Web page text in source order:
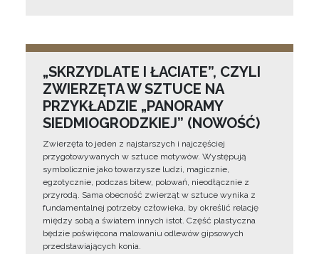
„SKRZYDLATE I ŁACIATE”, CZYLI
ZWIERZĘTA W SZTUCE NA
PRZYKŁADZIE „PANORAMY
SIEDMIOGRODZKIEJ” (NOWOŚĆ)
Zwierzęta to jeden z najstarszych i najczęściej
przygotowywanych w sztuce motywów. Występują
symbolicznie jako towarzysze ludzi, magicznie,
egzotycznie, podczas bitew, polowań, nieodłącznie z
przyrodą. Sama obecność zwierząt w sztuce wynika z
fundamentalnej potrzeby człowieka, by określić relację
między sobą a światem innych istot. Część plastyczna
będzie poświęcona malowaniu odlewów gipsowych
przedstawiających konia.